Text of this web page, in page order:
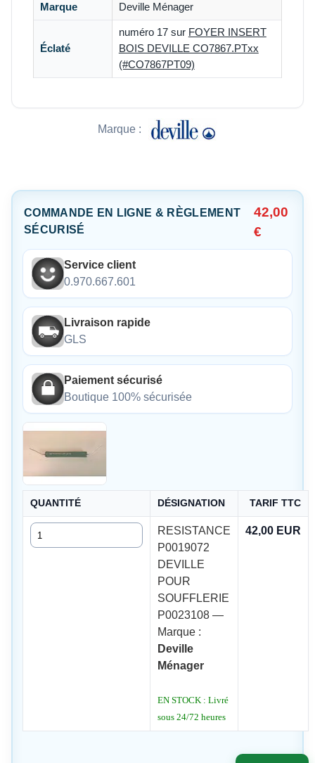
Marque Deville Ménager
Éclaté
numéro 17 sur FOYER INSERT
BOIS DEVILLE CO7867.PTxx
(#CO7867PT09)
Marque :
COMMANDE EN LIGNE & RÈGLEMENT
SÉCURISÉ
42,00
€
Service client
0.970.667.601
Livraison rapide
GLS
Paiement sécurisé
Boutique 100% sécurisée
QUANTITÉ DÉSIGNATION TARIF TTC
Quantité
RESISTANCE
P0019072
DEVILLE
POUR
SOUFFLERIE
P0023108 —
Marque :
Deville
Ménager
EN STOCK : Livré
sous 24/72 heures
42,00 EUR